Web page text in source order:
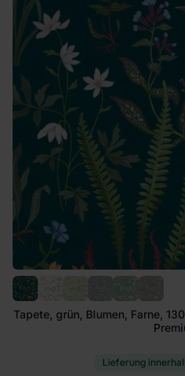
Tapete, grün, Blumen, Farne,
Lieferung